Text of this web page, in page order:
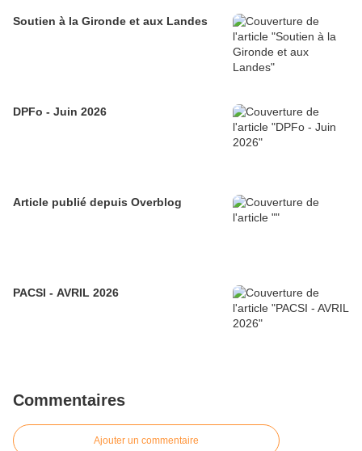
Soutien à la Gironde et aux Landes
DPFo - Juin 2026
Article publié depuis Overblog
PACSI - AVRIL 2026
Commentaires
Ajouter un commentaire